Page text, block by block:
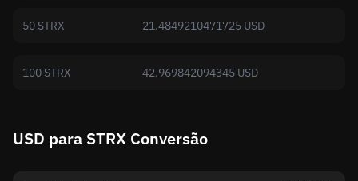
50 STRX 21.4849210471725 USD
100 STRX 42.969842094345 USD
USD para STRX Conversão